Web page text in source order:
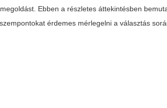
Ebben a részletes áttekintésben
érdemes mérlegelni a választás